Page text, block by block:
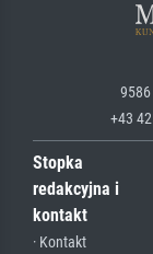
9586
+43
Stopka
redakcyjna i
kontakt
· Kontakt